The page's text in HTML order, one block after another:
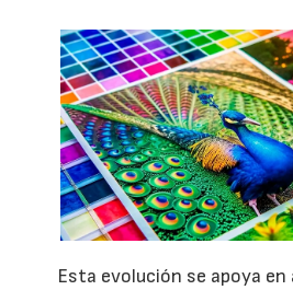
Esta evolución se apoya en